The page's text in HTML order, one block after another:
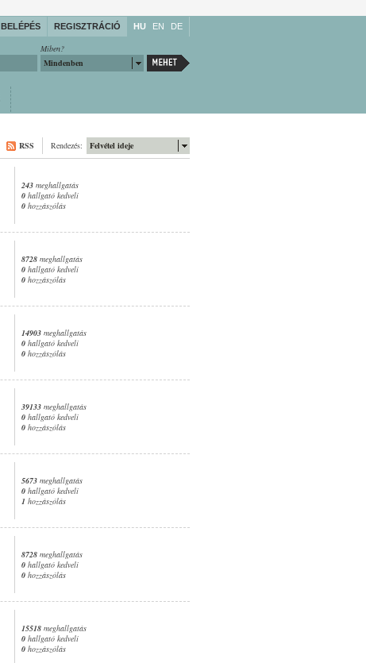
BELÉPÉS REGISZTRÁCIÓ HU EN DE
Miben?
Mindenben
Felvétel ideje
Rendezés:
RSS
243 meghallgatás
0 hallgató kedveli
0 hozzászólás
8728 meghallgatás
0 hallgató kedveli
0 hozzászólás
14903 meghallgatás
0 hallgató kedveli
0 hozzászólás
39133 meghallgatás
0 hallgató kedveli
0 hozzászólás
5673 meghallgatás
0 hallgató kedveli
1 hozzászólás
8728 meghallgatás
0 hallgató kedveli
0 hozzászólás
15518 meghallgatás
0 hallgató kedveli
0 hozzászólás